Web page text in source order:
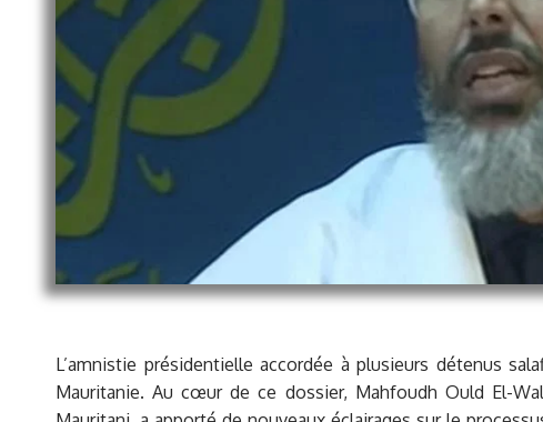
L’amnistie présidentielle accordée à plusieurs détenus
Mauritanie. Au cœur de ce dossier, Mahfoudh Ould El-